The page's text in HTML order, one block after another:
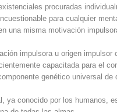
procuradas
para cualquier
una misma motivación
impulsora u origen
capacitada para el
genético universal de
ya conocido por los humanos,